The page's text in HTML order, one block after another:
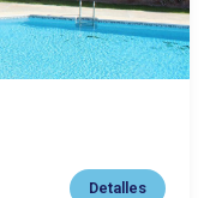
Detalles